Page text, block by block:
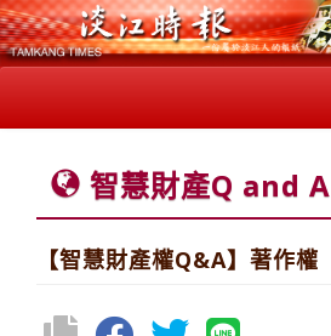
智慧財產Q and A
【智慧財產權Q&A】著作權